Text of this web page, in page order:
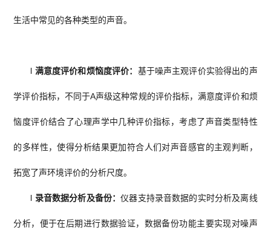
生活中常见的各种类型的声音。
l 满意度评价和烦恼度评价： 基于噪声主观评价实验得出的声
学评价指标，不同于A声级这种常规的评价指标，满意度评价和烦
恼度评价结合了心理声学中几种评价指标，考虑了声音类型特性
的多样性，使得分析结果更加符合人们对声音感官的主观判断，
拓宽了声环境评价的分析尺度。
l 录音数据分析及备份：仪器支持录音数据的实时分析及离线
分析，便于在后期进行数据验证，数据备份功能主要实现对噪声